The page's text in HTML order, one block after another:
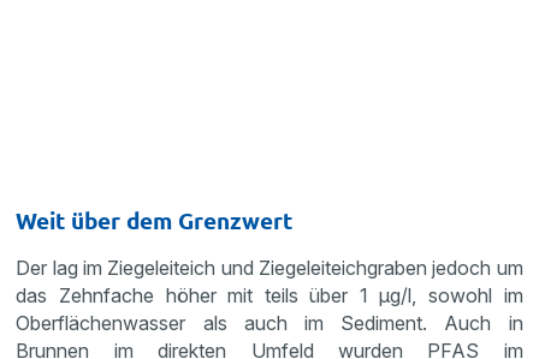
Weit über dem Grenzwert
Der lag im Ziegeleiteich und Ziegeleiteichgraben jedoch um
das Zehnfache höher mit teils über 1 µg/l, sowohl im
Oberflächenwasser als auch im Sediment. Auch in
Brunnen im direkten Umfeld wurden PFAS im